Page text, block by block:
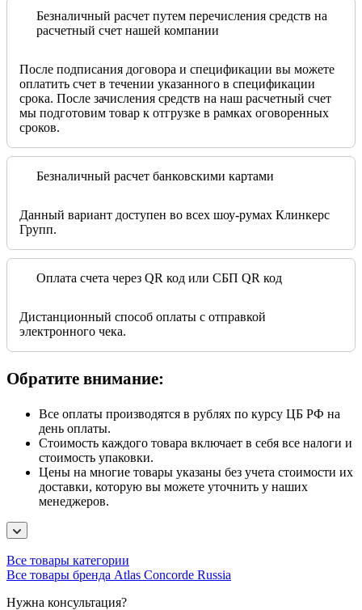
Безналичный расчет путем перечисления средств на
расчетный счет нашей компании
После подписания договора и спецификации вы можете
оплатить счет в течении указанного в спецификации
срока. После зачисления средств на наш расчетный счет
мы подготовим товар к отгрузке в рамках оговоренных
сроков.
Безналичный расчет банковскими картами
Данный вариант доступен во всех шоу-румах Клинкерс
Групп.
Оплата счета через QR код или СБП QR код
Дистанционный способ оплаты с отправкой
электронного чека.
Обратите внимание:
Все оплаты производятся в рублях по курсу ЦБ РФ на
день оплаты.
Стоимость каждого товара включает в себя все налоги и
стоимость упаковки.
Цены на многие товары указаны без учета стоимости их
доставки, которую вы можете уточнить у наших
менеджеров.
Все товары категории
Все товары бренда Atlas Concorde Russia
Нужна консультация?